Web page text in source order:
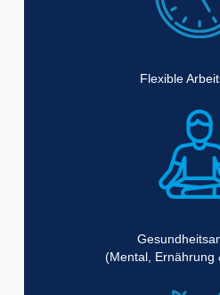
Flexible
(Mental, Ernährung